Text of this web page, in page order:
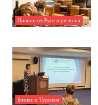
Новини от Русе и региона
Бизнес и Туризъм